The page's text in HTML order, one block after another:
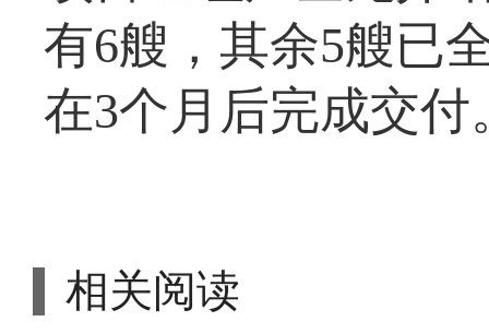
有6艘，其余5艘已
在3个月后完成交
相关阅读